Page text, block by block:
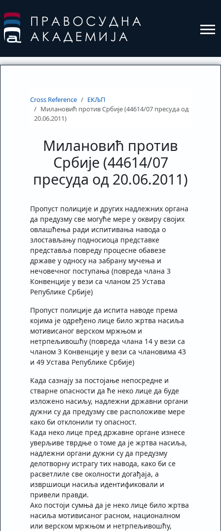
Cross Reference
ЕКЉП
Милановић против Србије (44614/07 пресуда од
20.06.2011)
Милановић против
Србије (44614/07
пресуда од 20.06.2011)
Пропуст полиције и других надлежних органа
да предузму све могуће мере у оквиру својих
овлашћења ради испитивања навода о
злостављању подносиоца представке
представља повреду процесне обавезе
државе у односу на забрану мучења и
нечовечног поступања (повреда члана 3
Конвенције у вези са чланом 25 Устава
Републике Србије)
Пропуст полиције да испитa наводe према
којима је одређено лице било жртва насиља
мотивисаног верском мржњом и
нетрпељивошћу (повреда члана 14 у вези са
чланом 3 Конвенције у вези са члановима 43
и 49 Устава Републике Србије)
Када сазнају за постојање непосредне и
стварне опасности да ће неко лице да буде
изложено насиљу, надлежни државни органи
дужни су да предузму све расположиве мере
како би отклонили ту опасност.
Када неко лице пред државне органе изнесе
уверљиве тврдње о томе да је жртва насиља,
надлежни органи дужни су да предузму
делотворну истрагу тих навода, како би се
расветлиле све околности догађаја, а
извршиоци насиља идентификовали и
привели правди.
Ако постоји сумња да је неко лице било жртва
насиља мотивисаног расном, националном
или верском мржњом и нетрпељивошћу,